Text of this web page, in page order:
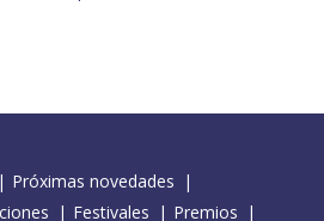
Próximas novedades
Festivales
Premios